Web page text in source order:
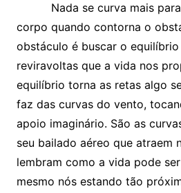
Nada se curva mais para
corpo quando contorna o
obstáculo é buscar o
reviravoltas que a vida nos
equilíbrio torna as retas algo
faz das curvas do vento,
apoio imaginário. São as
seu bailado aéreo que atraem
lembram como a vida pode
mesmo nós estando tão